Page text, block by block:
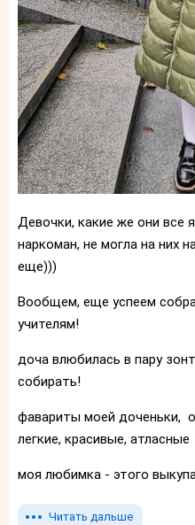
Девочки, какие же они все
наркоман, не могла на них
еще)))
Вообщем, еще успеем
учителям!
доча влюбилась в пару
собирать!
фавариты моей доченьки,
легкие, красивые, атласные
моя любимка - этого
Читать дальше